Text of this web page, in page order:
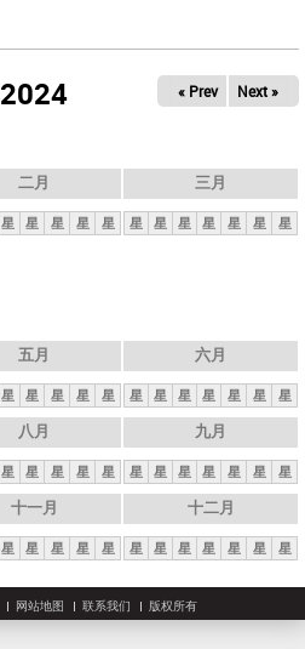
2024 « Prev Next »
二月
星 星 星 星 星
三月
星 星 星 星 星 星 星
五月
星 星 星 星 星
六月
星 星 星 星 星 星 星
八月
星 星 星 星 星
九月
星 星 星 星 星 星 星
十一月
星 星 星 星 星
十二月
星 星 星 星 星 星 星
网站地图 联系我们 版权所有